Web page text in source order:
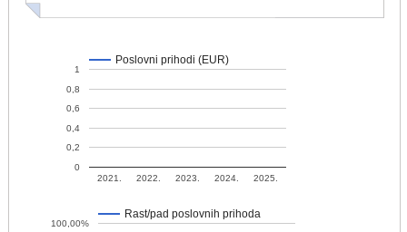
Poslovni prihodi (EUR)
2021. 2022. 2023. 2024. 2025.
0
0,2
0,4
0,6
0,8
1
Rast/pad poslovnih prihoda
100,00%